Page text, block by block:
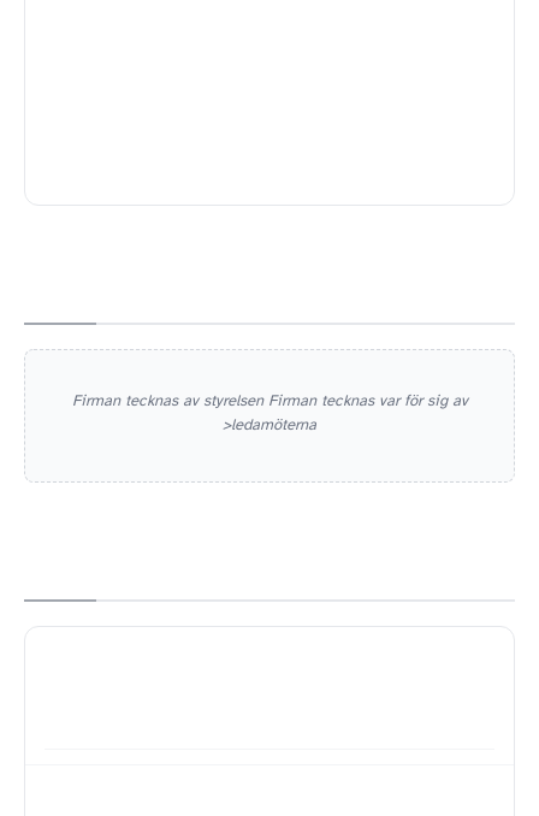
Firman tecknas av styrelsen Firman tecknas var för sig av
>ledamöterna